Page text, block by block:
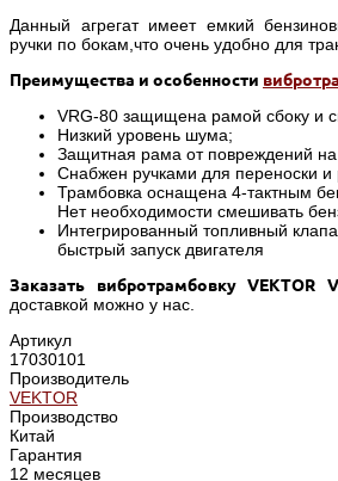
Данный агрегат имеет емкий
ручки по бокам,что очень удобно для
Преимущества и особенности
VRG-80 защищена рамой сбоку и
Низкий уровень шума;
Защитная рама от повреждений
Снабжен ручками для переноски и
Трамбовка оснащена 4-тактным
Нет необходимости смешивать
Интегрированный топливный
быстрый запуск двигателя
Заказать вибротрамбовку VEKTOR
доставкой можно у нас.
Артикул
17030101
Производитель
VEKTOR
Производство
Китай
Гарантия
12 месяцев